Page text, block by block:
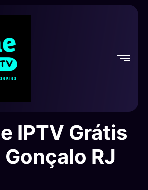
IPTV Grátis
Gonçalo RJ